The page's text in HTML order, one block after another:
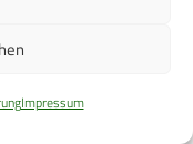
Impressum
of the deployed